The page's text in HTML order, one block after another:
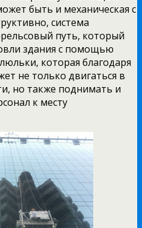
быть и механическая с
система
путь, который
здания с помощью
которая благодаря
не только двигаться в
но также поднимать и
к месту